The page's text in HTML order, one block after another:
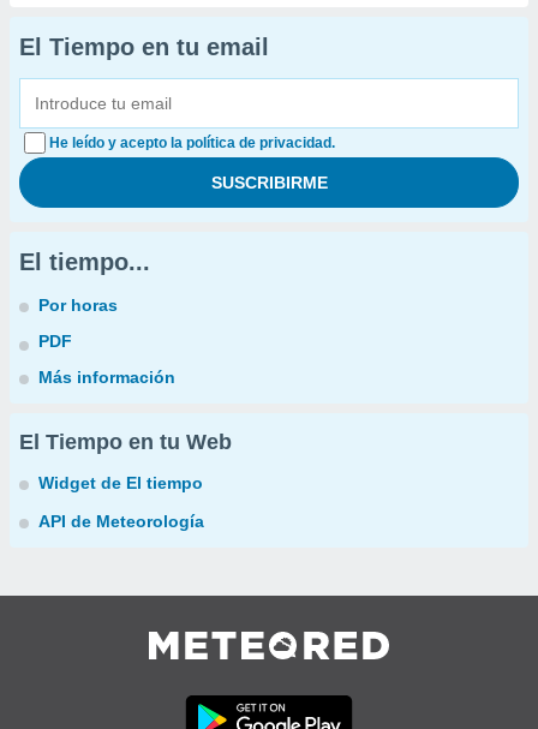
El Tiempo en tu email
He leído y acepto la política de privacidad.
El tiempo...
Por horas
PDF
Más información
El Tiempo en tu Web
Widget de El tiempo
API de Meteorología